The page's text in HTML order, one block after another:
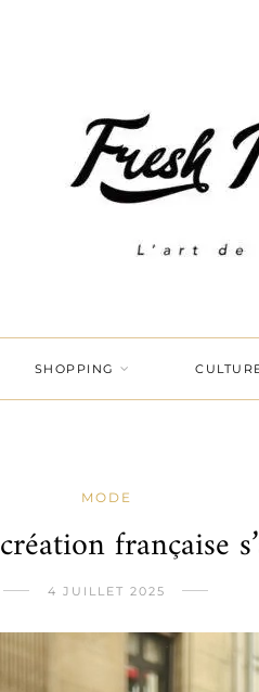
SHOPPING
MODE
française
4 JUILLET 2025